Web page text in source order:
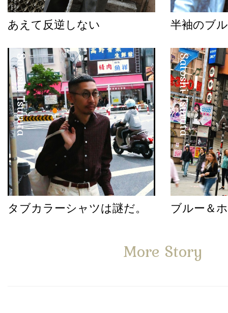
あえて反逆しない 半袖のブ
Satoshi Tsuruta
タブカラーシャツは謎だ。
Satoshi Tsuruta
ブルー＆
More Story